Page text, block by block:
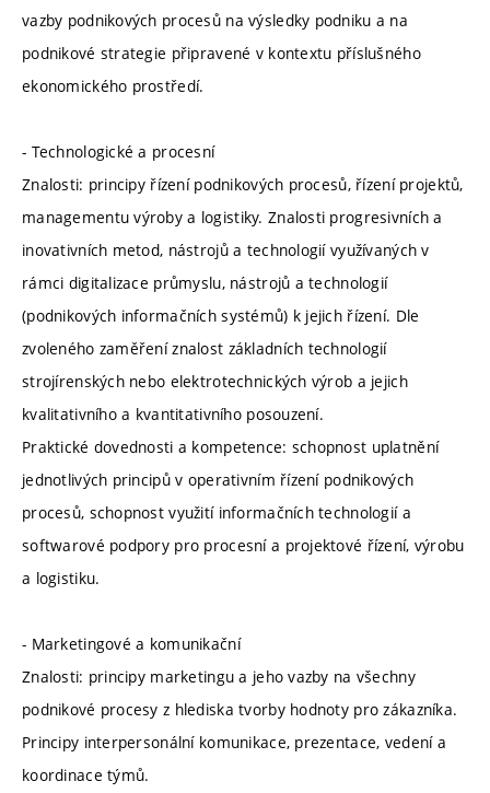
vazby podnikových procesů na výsledky podniku a na
podnikové strategie připravené v kontextu příslušného
ekonomického prostředí.
- Technologické a procesní
Znalosti: principy řízení podnikových procesů, řízení projektů,
managementu výroby a logistiky. Znalosti progresivních a
inovativních metod, nástrojů a technologií využívaných v
rámci digitalizace průmyslu, nástrojů a technologií
(podnikových informačních systémů) k jejich řízení. Dle
zvoleného zaměření znalost základních technologií
strojírenských nebo elektrotechnických výrob a jejich
kvalitativního a kvantitativního posouzení.
Praktické dovednosti a kompetence: schopnost uplatnění
jednotlivých principů v operativním řízení podnikových
procesů, schopnost využití informačních technologií a
softwarové podpory pro procesní a projektové řízení, výrobu
a logistiku.
- Marketingové a komunikační
Znalosti: principy marketingu a jeho vazby na všechny
podnikové procesy z hlediska tvorby hodnoty pro zákazníka.
Principy interpersonální komunikace, prezentace, vedení a
koordinace týmů.